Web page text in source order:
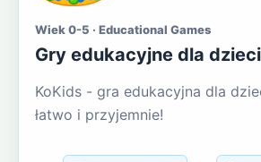
Wiek 0-5 · Educational Games
Gry edukacyjne dla dzieci
KoKids - gra edukacyjna dla
łatwo i przyjemnie!